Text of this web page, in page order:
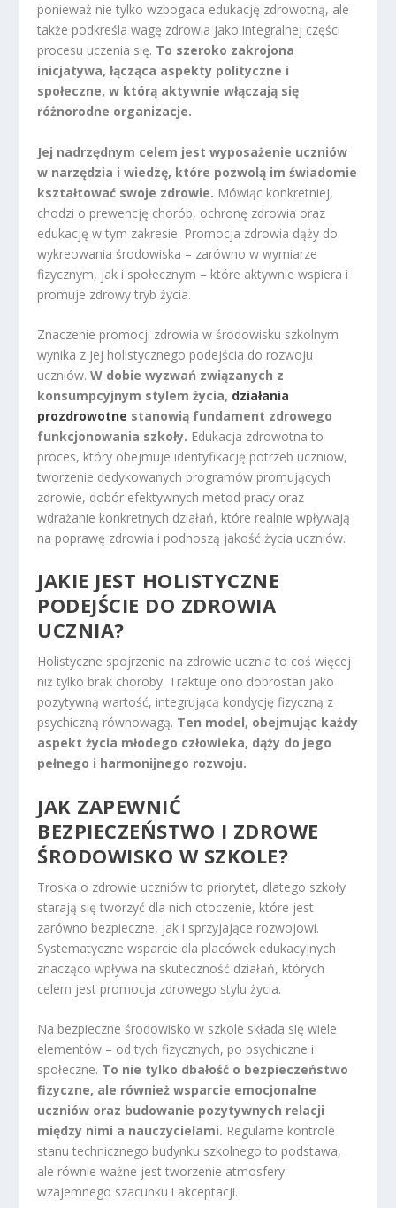
ponieważ nie tylko wzbogaca edukację zdrowotną, ale
także podkreśla wagę zdrowia jako integralnej części
procesu uczenia się. To szeroko zakrojona
inicjatywa, łącząca aspekty polityczne i
społeczne, w którą aktywnie włączają się
różnorodne organizacje.
Jej nadrzędnym celem jest wyposażenie uczniów
w narzędzia i wiedzę, które pozwolą im świadomie
kształtować swoje zdrowie. Mówiąc konkretniej,
chodzi o prewencję chorób, ochronę zdrowia oraz
edukację w tym zakresie. Promocja zdrowia dąży do
wykreowania środowiska – zarówno w wymiarze
fizycznym, jak i społecznym – które aktywnie wspiera i
promuje zdrowy tryb życia.
Znaczenie promocji zdrowia w środowisku szkolnym
wynika z jej holistycznego podejścia do rozwoju
uczniów.W dobie wyzwań związanych z
konsumpcyjnym stylem życia, działania
prozdrowotne stanowią fundament zdrowego
funkcjonowania szkoły. Edukacja zdrowotna to
proces, który obejmuje identyfikację potrzeb uczniów,
tworzenie dedykowanych programów promujących
zdrowie, dobór efektywnych metod pracy oraz
wdrażanie konkretnych działań, które realnie wpływają
na poprawę zdrowia i podnoszą jakość życia uczniów.
JAKIE JEST HOLISTYCZNE
PODEJŚCIE DO ZDROWIA
UCZNIA?
Holistyczne spojrzenie na zdrowie ucznia to coś więcej
niż tylko brak choroby. Traktuje ono dobrostan jako
pozytywną wartość, integrującą kondycję fizyczną z
psychiczną równowagą. Ten model, obejmując każdy
aspekt życia młodego człowieka, dąży do jego
pełnego i harmonijnego rozwoju.
JAK ZAPEWNIĆ
BEZPIECZEŃSTWO I ZDROWE
ŚRODOWISKO W SZKOLE?
Troska o zdrowie uczniów to priorytet, dlatego szkoły
starają się tworzyć dla nich otoczenie, które jest
zarówno bezpieczne, jak i sprzyjające rozwojowi.
Systematyczne wsparcie dla placówek edukacyjnych
znacząco wpływa na skuteczność działań, których
celem jest promocja zdrowego stylu życia.
Na bezpieczne środowisko w szkole składa się wiele
elementów – od tych fizycznych, po psychiczne i
społeczne. To nie tylko dbałość o bezpieczeństwo
fizyczne, ale również wsparcie emocjonalne
uczniów oraz budowanie pozytywnych relacji
między nimi a nauczycielami. Regularne kontrole
stanu technicznego budynku szkolnego to podstawa,
ale równie ważne jest tworzenie atmosfery
wzajemnego szacunku i akceptacji.